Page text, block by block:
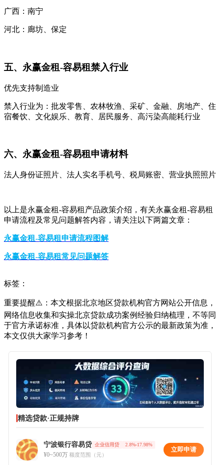
广西：南宁
河北：廊坊、保定
五、永赢金租-容易租禁入行业
优先支持制造业
禁入行业为：批发零售、农林牧渔、采矿、金融、房地产、住
宿餐饮、文化娱乐、教育、居民服务、高污染高能耗行业
六、永赢金租-容易租申请材料
法人身份证照片、法人实名手机号、税局账密、营业执照照片
以上是永赢金租-容易租产品政策介绍，有关永赢金租-容易租
申请流程及常见问题解答内容，请关注以下两篇文章：
永赢金租-容易租申请流程图解
永赢金租-容易租常见问题解答
标签：
重要提醒⚠️：本文根据北京地区贷款机构官方网站公开信息，
网络信息收集和实操北京贷款成功案例经验归纳梳理，不等同
于官方承诺标准，具体以贷款机构官方公示的最新政策为准，
本文仅供大家学习参考！
精选贷款·正规持牌
宁波银行容易贷 企业信用贷 2.8%-17.98%
¥0~500万 额度范围（元）
立即申请